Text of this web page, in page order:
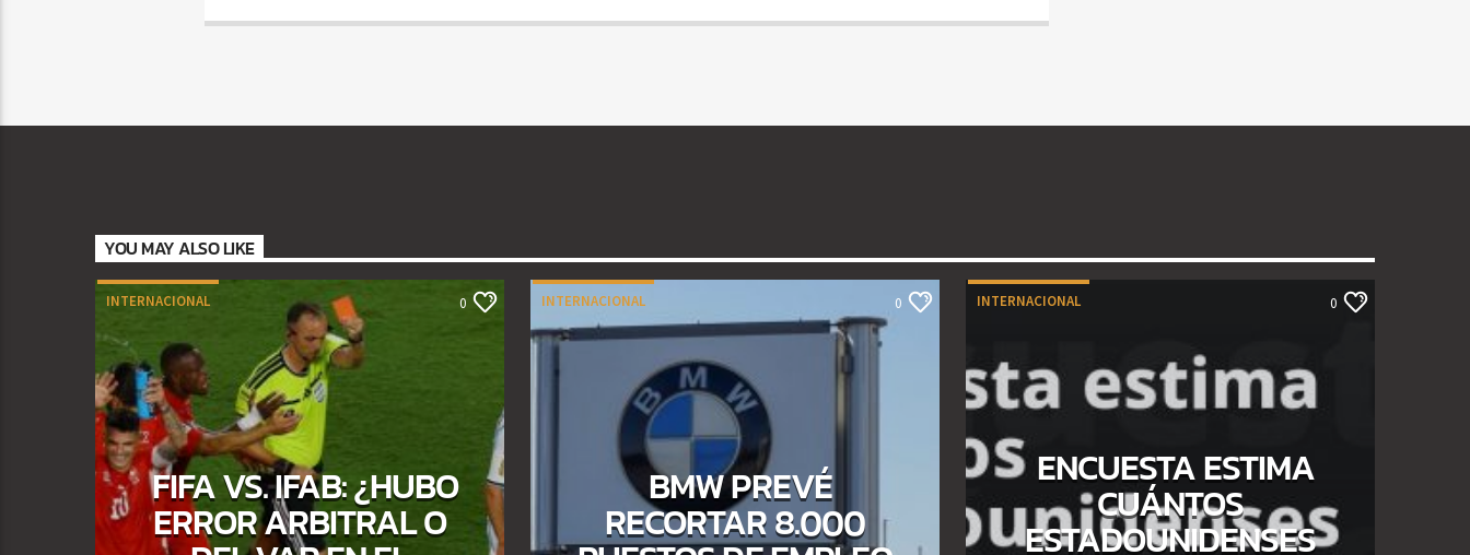
YOU MAY ALSO LIKE
INTERNACIONAL 0
FIFA VS. IFAB: ¿HUBO
ERROR ARBITRAL O
INTERNACIONAL 0
BMW PREVÉ
RECORTAR 8.000
INTERNACIONAL 0
ENCUESTA ESTIMA
CUÁNTOS
ESTADOUNIDENSES